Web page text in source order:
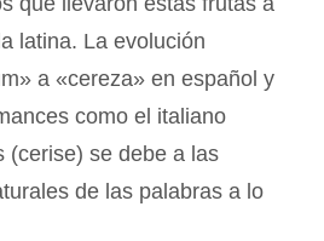
latina. La evolución
a «cereza» en español y
como el italiano
(cerise) se debe a las
de las palabras a lo